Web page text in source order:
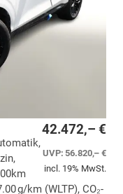
42.472,– €
UVP:56.820,– €
incl. 19% MwSt.
g/km (WLTP), CO₂-